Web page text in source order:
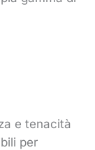
e tenacità
per